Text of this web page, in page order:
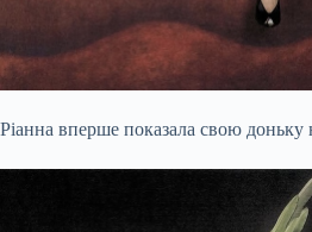
Ріанна вперше показала свою доньку